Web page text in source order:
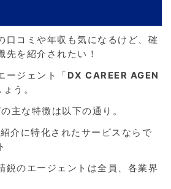
口コミや年収も気になるけど、確
先を紹介されたい！
ージェント「 DX CAREER AGEN
う。
主な特徴は以下の通り。
介に特化されたサービスならで
鋭のエージェントは全員、各業界